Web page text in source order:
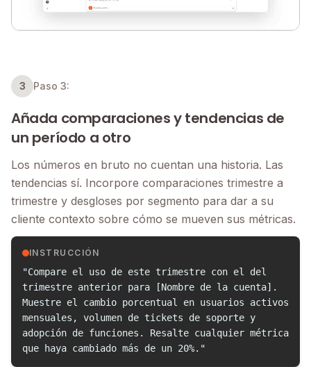
3 Paso 3:
Añada comparaciones y tendencias de
un período a otro
Los números en bruto no cuentan una historia. Las
tendencias sí. Incorpore comparaciones trimestre a
trimestre y desgloses por segmento para dar a su
cliente contexto sobre cómo se mueven sus métricas.
INSTRUCCIÓN
"Compare el uso de este trimestre con el del
trimestre anterior para [Nombre de la cuenta].
Muestre el cambio porcentual en usuarios activos
mensuales, volumen de tickets de soporte y
adopción de funciones. Resalte cualquier métrica
que haya cambiado más de un 20%."